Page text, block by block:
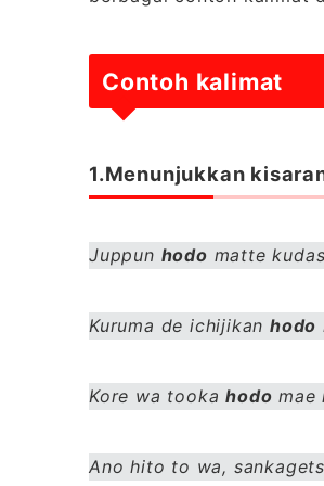
Contoh kalimat
1.Menunjukkan
Juppun hodo matte
Kuruma de ichijikan hodo
Kore wa tookahodo mae
Ano hito to wa,